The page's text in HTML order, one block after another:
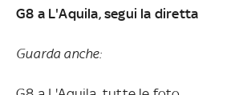
G8 a L'Aquila, segui la diretta
Guarda anche: